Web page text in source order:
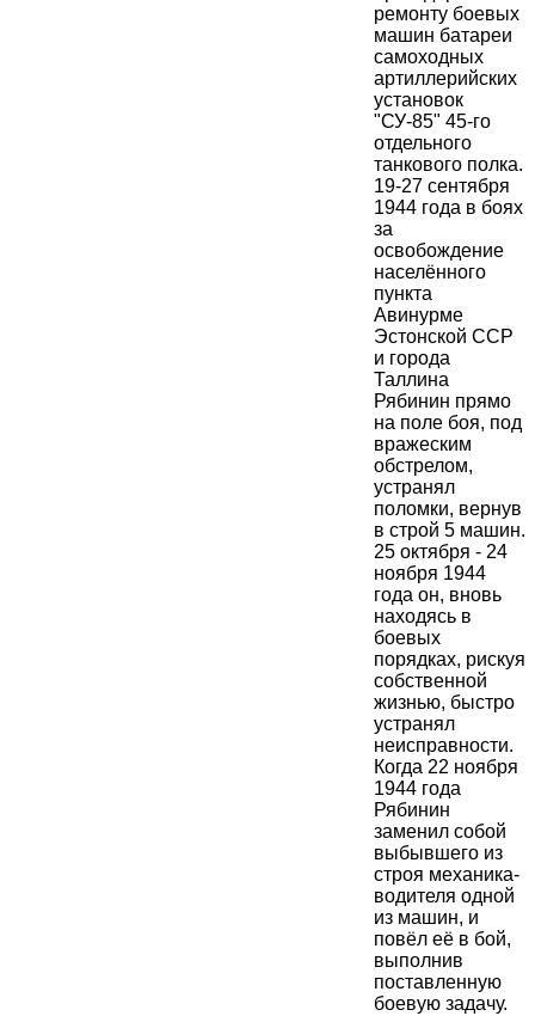
ремонту боевых
машин батареи
самоходных
артиллерийских
установок
"СУ-85" 45-го
отдельного
танкового полка.
19-27 сентября
1944 года в боях
за
освобождение
населённого
пункта
Авинурме
Эстонской ССР
и города
Таллина
Рябинин прямо
на поле боя, под
вражеским
обстрелом,
устранял
поломки, вернув
в строй 5 машин.
25 октября - 24
ноября 1944
года он, вновь
находясь в
боевых
порядках, рискуя
собственной
жизнью, быстро
устранял
неисправности.
Когда 22 ноября
1944 года
Рябинин
заменил собой
выбывшего из
строя механика-
водителя одной
из машин, и
повёл её в бой,
выполнив
поставленную
боевую задачу.